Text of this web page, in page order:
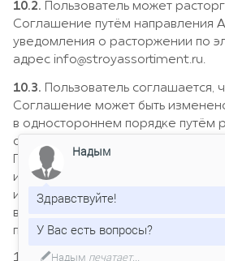
10.2. Пользователь может
Соглашение путём направления
уведомления о расторжении по
адрес info@stroyassortiment.ru.
10.3. Пользователь соглашается,
Соглашение может быть
в одностороннем порядке путём
обновлённого текста
Пользователь подтверждает своё
изменениями условий
использования Сайта. При
версией Соглашения
прекратить использование Сайта.
11. ИНФОРМАЦИЯ ОБ